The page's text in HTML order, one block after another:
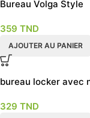
Bureau Volga Style
359 TND
AJOUTER AU PANIER
bureau locker avec
329 TND